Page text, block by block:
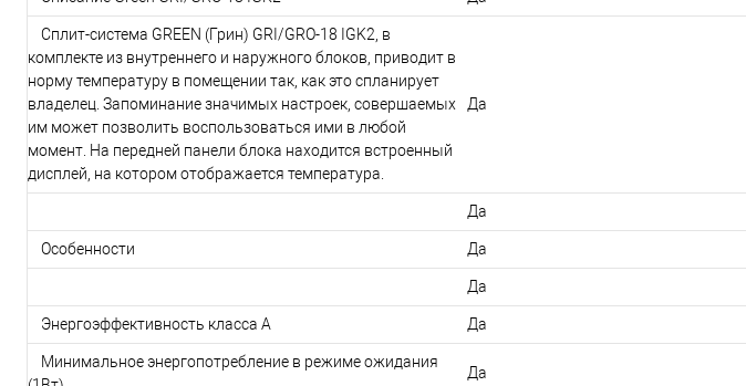
Сплит-система GREEN (Грин) GRI/GRO-18 IGK2, в
комплекте из внутреннего и наружного блоков, приводит в
норму температуру в помещении так, как это спланирует
владелец. Запоминание значимых настроек, совершаемых
им может позволить воспользоваться ими в любой
момент. На передней панели блока находится встроенный
дисплей, на котором отображается температура.
Да
Да
Особенности Да
Да
Энергоэффективность класса А Да
Минимальное энергопотребление в режиме ожидания
Да